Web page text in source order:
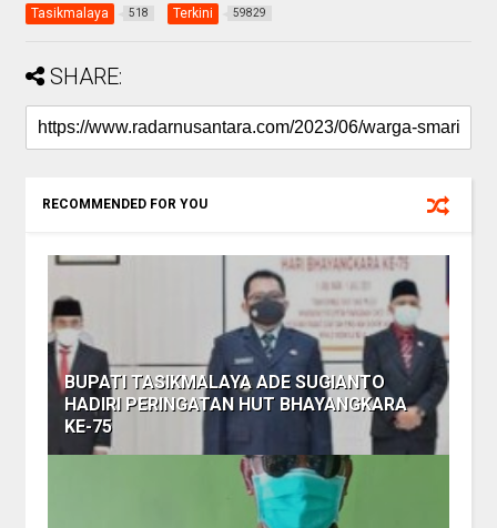
Tasikmalaya 518 Terkini 59829
SHARE:
RECOMMENDED FOR YOU
BUPATI TASIKMALAYA ADE SUGIANTO
HADIRI PERINGATAN HUT BHAYANGKARA
KE-75